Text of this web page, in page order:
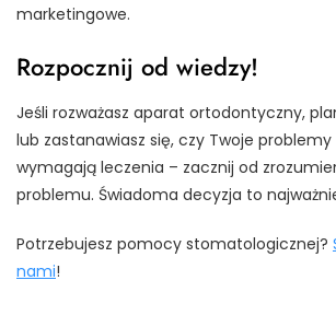
marketingowe.
Rozpocznij od wiedzy!
Jeśli rozważasz aparat ortodontyczny,
lub zastanawiasz się, czy Twoje
wymagają leczenia – zacznij od
problemu. Świadoma decyzja to
Potrzebujesz pomocy stomatologicznej?
nami!